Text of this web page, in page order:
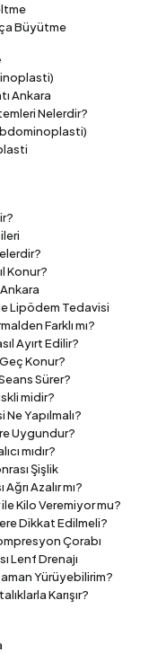
Büyütme
Ankara
Nelerdir?
Konur?
Lipödem Tedavisi
Farklı mı?
Ayırt Edilir?
Konur?
Sürer?
midir?
Yapılmalı?
Uygundur?
mıdır?
Şişlik
Azalır mı?
Kilo Veremiyor mu?
Dikkat Edilmeli?
Çorabı
Lenf Drenajı
Yürüyebilirim?
Karışır?